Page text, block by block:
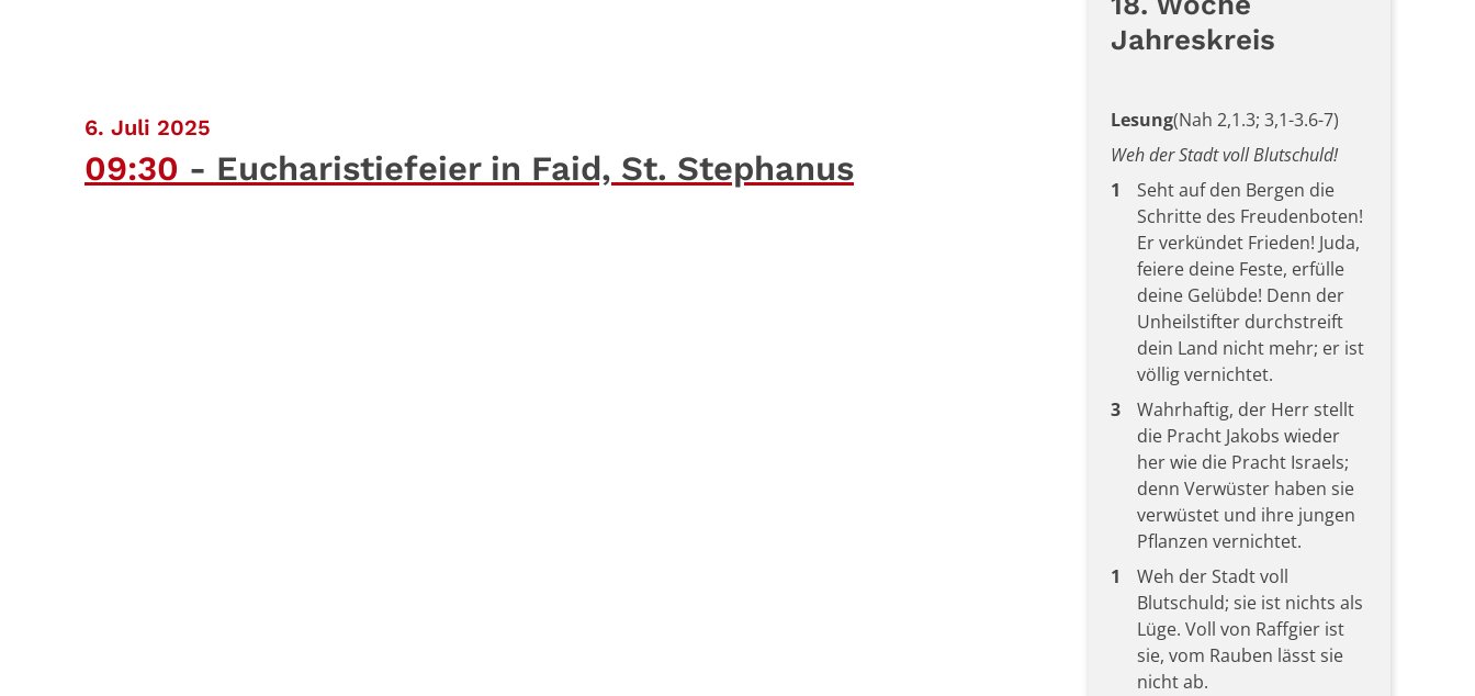
6. Juli 2025
09:30 Eucharistiefeier in Faid, St. Stephanus
Jahreskreis
Lesung(Nah 2,1.3; 3,1-3.6-7)
Weh der Stadt voll Blutschuld!
1
Seht auf den Bergen die
Schritte des Freudenboten!
Er verkündet Frieden! Juda,
feiere deine Feste, erfülle
deine Gelübde! Denn der
Unheilstifter durchstreift
dein Land nicht mehr; er ist
völlig vernichtet.
3
Wahrhaftig, der Herr stellt
die Pracht Jakobs wieder
her wie die Pracht Israels;
denn Verwüster haben sie
verwüstet und ihre jungen
Pflanzen vernichtet.
1
Weh der Stadt voll
Blutschuld; sie ist nichts als
Lüge. Voll von Raffgier ist
sie, vom Rauben lässt sie
nicht ab.